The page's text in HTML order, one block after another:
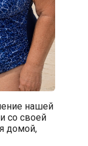
нашей
со своей
домой,